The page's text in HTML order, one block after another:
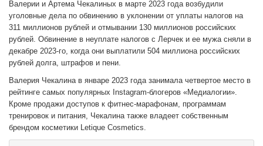
Валерии и Артема Чекалиных в марте 2023 года возбудили
уголовные дела по обвинению в уклонении от уплаты налогов на
311 миллионов рублей и отмывании 130 миллионов российских
рублей. Обвинение в неуплате налогов с Лерчек и ее мужа сняли в
декабре 2023-го, когда они выплатили 504 миллиона российских
рублей долга, штрафов и пени.
Валерия Чекалина в январе 2023 года занимала четвертое место в
рейтинге самых популярных Instagram-блогеров «Медиалогии».
Кроме продажи доступов к фитнес-марафонам, программам
тренировок и питания, Чекалина также владеет собственным
брендом косметики Letique Cosmetics.